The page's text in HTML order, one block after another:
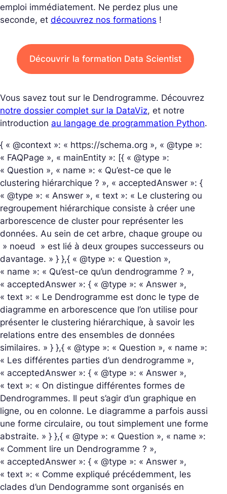
emploi immédiatement. Ne perdez plus une
seconde, et découvrez nos formations !
Découvrir la formation Data Scientist
Vous savez tout sur le Dendrogramme. Découvrez
notre dossier complet sur la DataViz, et notre
introduction au langage de programmation Python.
{ « @context »: « https://schema.org », « @type »:
« FAQPage », « mainEntity »: [{ « @type »:
« Question », « name »: « Qu’est-ce que le
clustering hiérarchique ? », « acceptedAnswer »: {
« @type »: « Answer », « text »: « Le clustering ou
regroupement hiérarchique consiste à créer une
arborescence de cluster pour représenter les
données. Au sein de cet arbre, chaque groupe ou
» noeud » est lié à deux groupes successeurs ou
davantage. » } },{ « @type »: « Question »,
« name »: « Qu’est-ce qu’un dendrogramme ? »,
« acceptedAnswer »: { « @type »: « Answer »,
« text »: « Le Dendrogramme est donc le type de
diagramme en arborescence que l’on utilise pour
présenter le clustering hiérarchique, à savoir les
relations entre des ensembles de données
similaires. » } },{ « @type »: « Question », « name »:
« Les différentes parties d’un dendrogramme »,
« acceptedAnswer »: { « @type »: « Answer »,
« text »: « On distingue différentes formes de
Dendrogrammes. Il peut s’agir d’un graphique en
ligne, ou en colonne. Le diagramme a parfois aussi
une forme circulaire, ou tout simplement une forme
abstraite. » } },{ « @type »: « Question », « name »:
« Comment lire un Dendrogramme ? »,
« acceptedAnswer »: { « @type »: « Answer »,
« text »: « Comme expliqué précédemment, les
clades d’un Dendogramme sont organisés en